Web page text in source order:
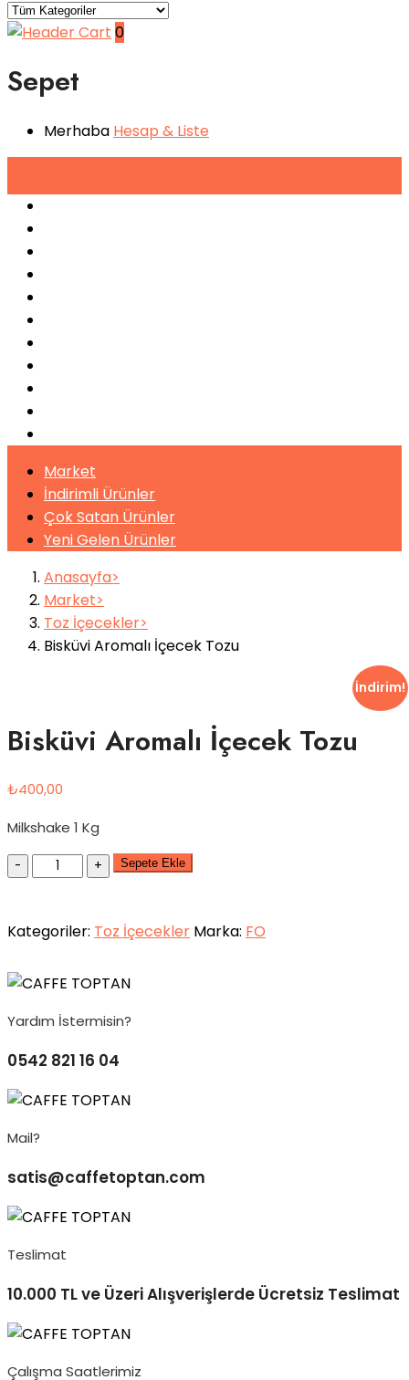
0
Sepet
Merhaba Hesap & Liste
Market
İndirimli Ürünler
Çok Satan Ürünler
Yeni Gelen Ürünler
Anasayfa
Market
Toz İçecekler
Bisküvi Aromalı İçecek Tozu
Bisküvi Aromalı İçecek Tozu
₺400,00
Milkshake 1 Kg
Quantity Sepete Ekle
Kategoriler: Toz İçecekler Marka: FO
Yardım İstermisin?
0542 821 16 04
Mail?
satis@caffetoptan.com
Teslimat
10.000 TL ve Üzeri Alışverişlerde Ücretsiz Teslimat
Çalışma Saatlerimiz
İndirim!